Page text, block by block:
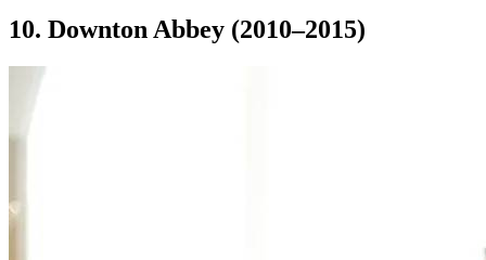
10. Downton Abbey (2010–2015)